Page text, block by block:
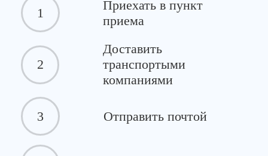
1
Приехать в пункт
приема
2
Доставить
транспортыми
компаниями
3 Отправить почтой